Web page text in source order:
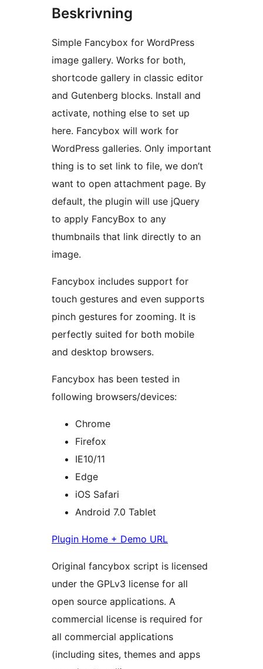
Beskrivning
Simple Fancybox for WordPress
image gallery. Works for both,
shortcode gallery in classic editor
and Gutenberg blocks. Install and
activate, nothing else to set up
here. Fancybox will work for
WordPress galleries. Only important
thing is to set link to file, we don’t
want to open attachment page. By
default, the plugin will use jQuery
to apply FancyBox to any
thumbnails that link directly to an
image.
Fancybox includes support for
touch gestures and even supports
pinch gestures for zooming. It is
perfectly suited for both mobile
and desktop browsers.
Fancybox has been tested in
following browsers/devices:
Chrome
Firefox
IE10/11
Edge
iOS Safari
Android 7.0 Tablet
Plugin Home + Demo URL
Original fancybox script is licensed
under the GPLv3 license for all
open source applications. A
commercial license is required for
all commercial applications
(including sites, themes and apps